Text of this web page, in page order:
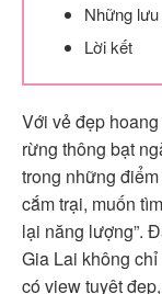
Những
Lời kết
Với vẻ đẹp
rừng thông bạt
trong những
cắm trại, muốn
lại năng lượng”.
Gia Lai không
có view tuyệt